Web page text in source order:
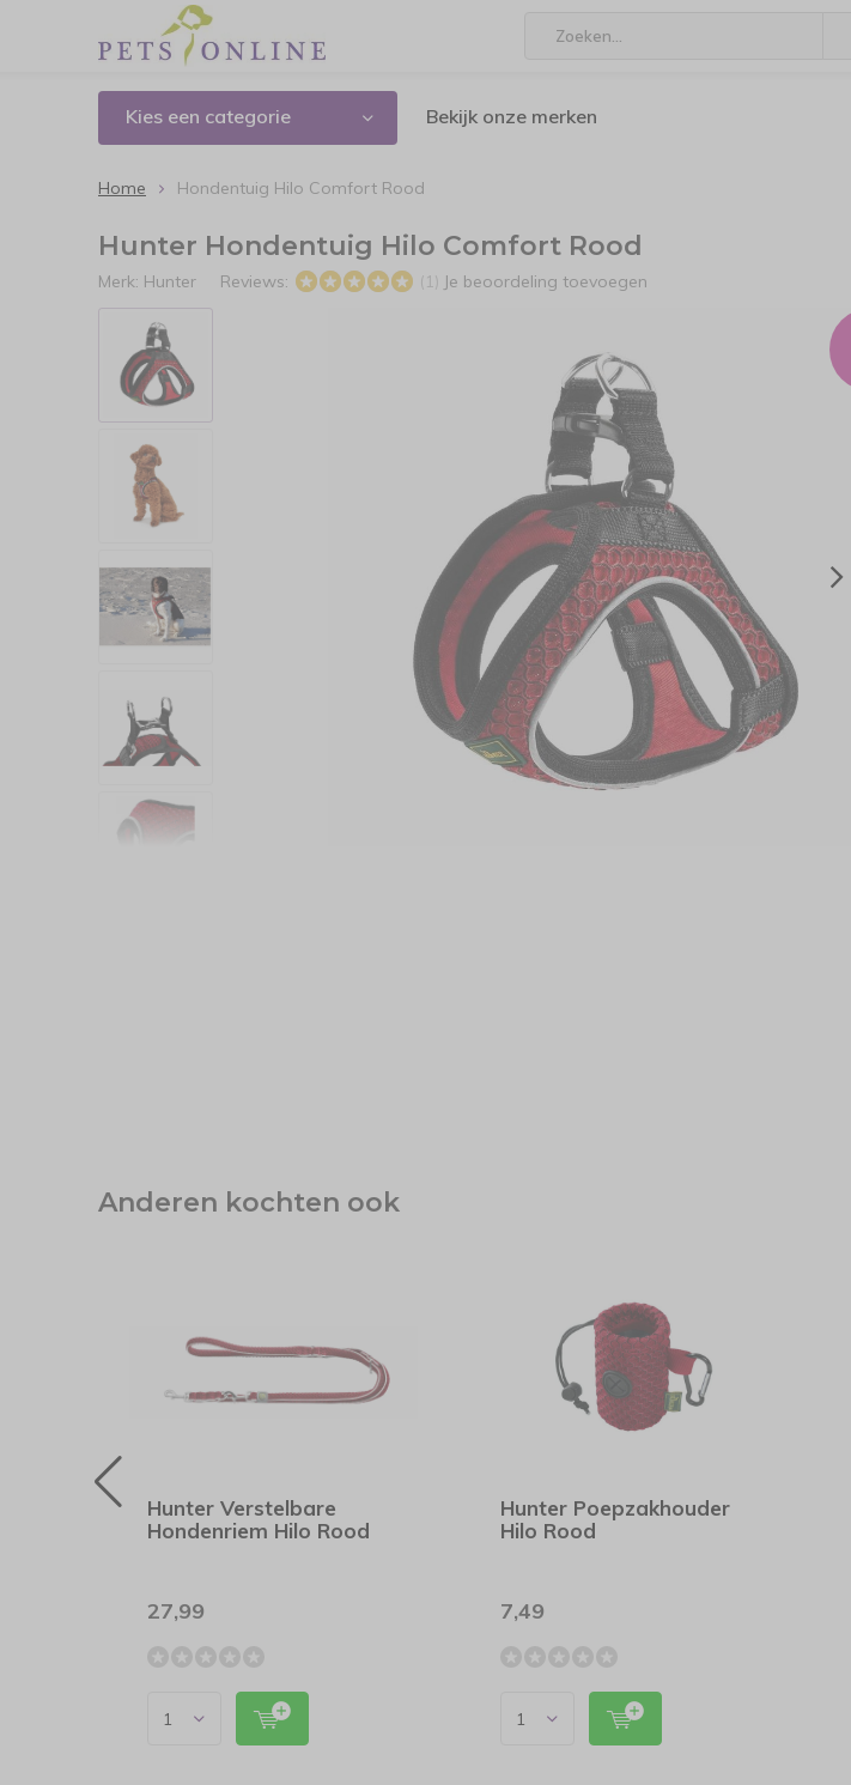
Kies een categorie Bekijk onze merken
Home Hondentuig Hilo Comfort Rood
Hunter Hondentuig Hilo Comfort Rood
Merk: Hunter Reviews: (1) Je beoordeling toevoegen
Anderen kochten ook
Hunter Verstelbare
Hondenriem Hilo Rood
27,99
Hunter Poepzakhouder
Hilo Rood
7,49